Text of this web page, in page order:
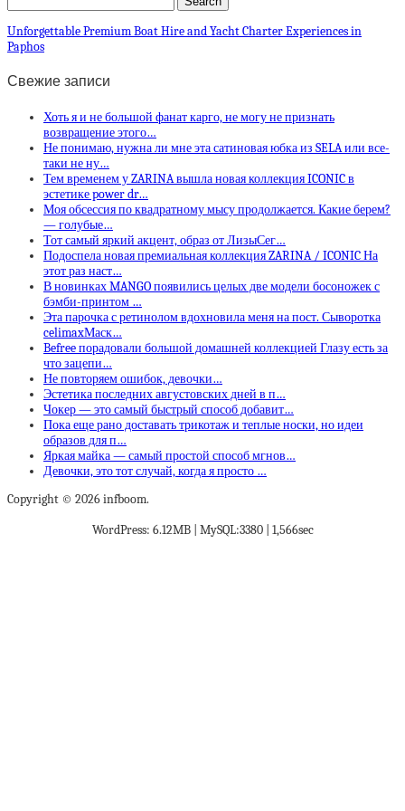
Unforgettable Premium Boat Hire and Yacht Charter Experiences in
Paphos
Свежие записи
Хоть я и не большой фанат карго, не могу не признать
возвращение этого…
Не понимаю, нужна ли мне эта сатиновая юбка из SELA или все-
таки не ну…
Тем временем у ZARINA вышла новая коллекция ICONIC в
эстетике power dr…
Моя обсессия по квадратному мысу продолжается. Какие берем?
— голубые…
Тот самый яркий акцент, образ от ЛизыСег…
Подоспела новая премиальная коллекция ZARINA / ICONIC На
этот раз наст…
В новинках MANGO появились целых две модели босоножек с
бэмби-принтом …
Эта парочка с ретинолом вдохновила меня на пост. Сыворотка
celimaxМаск…
Befree порадовали большой домашней коллекцией Глазу есть за
что зацепи…
Не повторяем ошибок, девочки…
Эстетика последних августовских дней в п…
Чокер — это самый быстрый способ добавит…
Пока еще рано доставать трикотаж и теплые носки, но идеи
образов для п…
Яркая майка — самый простой способ мгнов…
Девочки, это тот случай, когда я просто …
Copyright © 2026 infboom.
WordPress: 6.12MB | MySQL:3380 | 1,566sec